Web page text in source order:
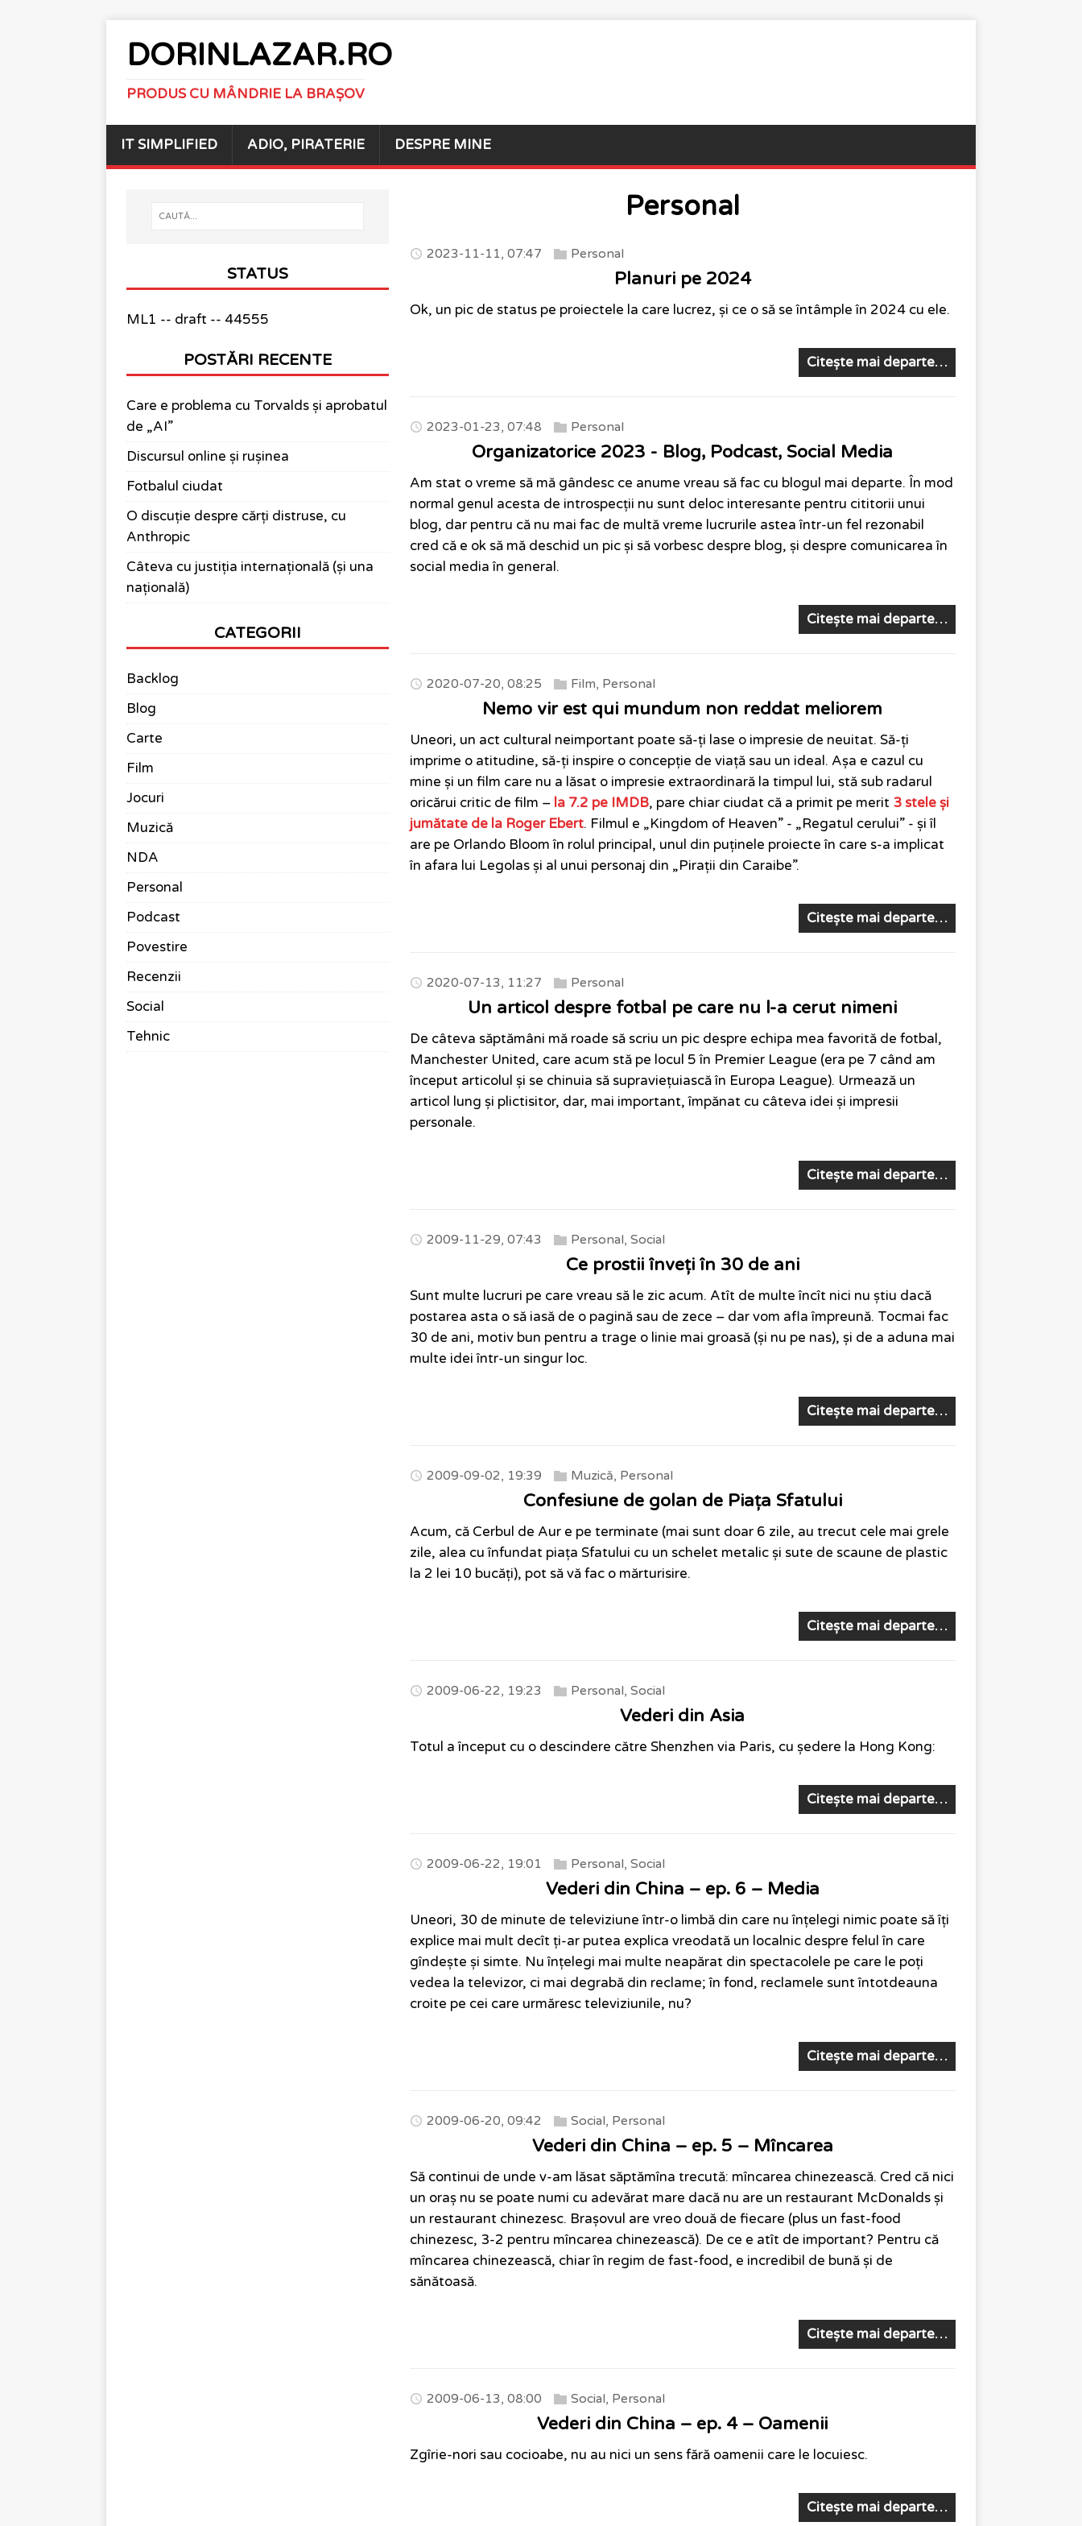
DORINLAZAR.RO
PRODUS CU MÂNDRIE LA BRAȘOV
IT SIMPLIFIED ADIO, PIRATERIE DESPRE MINE
Personal
2023-11-11, 07:47 Personal
Planuri pe 2024
Ok, un pic de status pe proiectele la care lucrez, și ce o să se întâmple în 2024 cu ele.
Citește mai departe…
2023-01-23, 07:48 Personal
Organizatorice 2023 - Blog, Podcast, Social Media
Am stat o vreme să mă gândesc ce anume vreau să fac cu blogul mai departe. În mod
normal genul acesta de introspecții nu sunt deloc interesante pentru cititorii unui
blog, dar pentru că nu mai fac de multă vreme lucrurile astea într-un fel rezonabil
cred că e ok să mă deschid un pic și să vorbesc despre blog, și despre comunicarea în
social media în general.
Citește mai departe…
2020-07-20, 08:25 Film, Personal
Nemo vir est qui mundum non reddat meliorem
Uneori, un act cultural neimportant poate să-ți lase o impresie de neuitat. Să-ți
imprime o atitudine, să-ți inspire o concepție de viață sau un ideal. Așa e cazul cu
mine și un film care nu a lăsat o impresie extraordinară la timpul lui, stă sub radarul
oricărui critic de film – la 7.2 pe IMDB, pare chiar ciudat că a primit pe merit 3 stele și
jumătate de la Roger Ebert. Filmul e „Kingdom of Heaven” - „Regatul cerului” - și îl
are pe Orlando Bloom în rolul principal, unul din puținele proiecte în care s-a implicat
în afara lui Legolas și al unui personaj din „Pirații din Caraibe”.
Citește mai departe…
2020-07-13, 11:27 Personal
Un articol despre fotbal pe care nu l-a cerut nimeni
De câteva săptămâni mă roade să scriu un pic despre echipa mea favorită de fotbal,
Manchester United, care acum stă pe locul 5 în Premier League (era pe 7 când am
început articolul și se chinuia să supraviețuiască în Europa League). Urmează un
articol lung și plictisitor, dar, mai important, împănat cu câteva idei și impresii
personale.
Citește mai departe…
2009-11-29, 07:43 Personal, Social
Ce prostii înveți în 30 de ani
Sunt multe lucruri pe care vreau să le zic acum. Atît de multe încît nici nu știu dacă
postarea asta o să iasă de o pagină sau de zece – dar vom afla împreună. Tocmai fac
30 de ani, motiv bun pentru a trage o linie mai groasă (și nu pe nas), și de a aduna mai
multe idei într-un singur loc.
Citește mai departe…
2009-09-02, 19:39 Muzică, Personal
Confesiune de golan de Piața Sfatului
Acum, că Cerbul de Aur e pe terminate (mai sunt doar 6 zile, au trecut cele mai grele
zile, alea cu înfundat piața Sfatului cu un schelet metalic și sute de scaune de plastic
la 2 lei 10 bucăți), pot să vă fac o mărturisire.
Citește mai departe…
2009-06-22, 19:23 Personal, Social
Vederi din Asia
Totul a început cu o descindere către Shenzhen via Paris, cu ședere la Hong Kong:
Citește mai departe…
2009-06-22, 19:01 Personal, Social
Vederi din China – ep. 6 – Media
Uneori, 30 de minute de televiziune într-o limbă din care nu înțelegi nimic poate să îți
explice mai mult decît ți-ar putea explica vreodată un localnic despre felul în care
gîndește și simte. Nu înțelegi mai multe neapărat din spectacolele pe care le poți
vedea la televizor, ci mai degrabă din reclame; în fond, reclamele sunt întotdeauna
croite pe cei care urmăresc televiziunile, nu?
Citește mai departe…
2009-06-20, 09:42 Social, Personal
Vederi din China – ep. 5 – Mîncarea
Să continui de unde v-am lăsat săptămîna trecută: mîncarea chinezească. Cred că nici
un oraș nu se poate numi cu adevărat mare dacă nu are un restaurant McDonalds și
un restaurant chinezesc. Brașovul are vreo două de fiecare (plus un fast-food
chinezesc, 3-2 pentru mîncarea chinezească). De ce e atît de important? Pentru că
mîncarea chinezească, chiar în regim de fast-food, e incredibil de bună și de
sănătoasă.
Citește mai departe…
2009-06-13, 08:00 Social, Personal
Vederi din China – ep. 4 – Oamenii
Zgîrie-nori sau cocioabe, nu au nici un sens fără oamenii care le locuiesc.
Citește mai departe…
STATUS
ML1 -- draft -- 44555
POSTĂRI RECENTE
Care e problema cu Torvalds și aprobatul
de „AI”
Discursul online și rușinea
Fotbalul ciudat
O discuție despre cărți distruse, cu
Anthropic
Câteva cu justiția internațională (și una
națională)
CATEGORII
Backlog
Blog
Carte
Film
Jocuri
Muzică
NDA
Personal
Podcast
Povestire
Recenzii
Social
Tehnic